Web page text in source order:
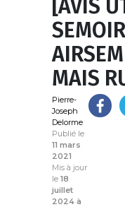
[AVIS
MAIS
Pierre-
Joseph
Delorme
Publié le
11 mars
2021
Mis à jour
le 18
juillet
2024 à